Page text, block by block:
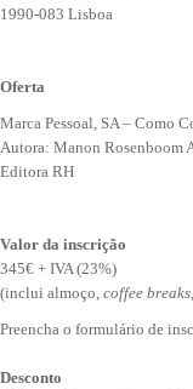
1990-083 Lisboa
Oferta
Marca Pessoal, SA – Como
Autora: Manon Rosenboom
Editora RH
Valor da inscrição
345€ + IVA (23%)
(inclui almoço, coffee breaks
Preencha o formulário de
Desconto